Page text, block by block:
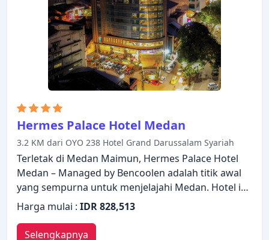
Hermes Palace Hotel Medan
3.2 KM dari OYO 238 Hotel Grand Darussalam Syariah
Terletak di Medan Maimun, Hermes Palace Hotel
Medan – Managed by Bencoolen adalah titik awal
yang sempurna untuk menjelajahi Medan. Hotel ini
menawarkan standar pelayanan dan fasilitas yang
tinggi untuk memenuhi setiap kebutuhan semua
wisatawan. WiFi gratis di semua kamar, resepsionis
Harga mulai : IDR 828,513
Selengkapnya